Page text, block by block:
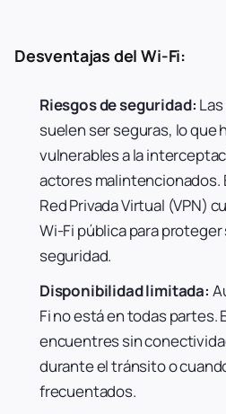
Desventajas del Wi-Fi:
Riesgos de seguridad:
suelen ser seguras, lo que
vulnerables a la
actores malintencionados.
Red Privada Virtual (VPN)
Wi-Fi pública para proteger
seguridad.
Disponibilidad limitada:
Fi no está en todas partes.
encuentres sin
durante el tránsito o
frecuentados.